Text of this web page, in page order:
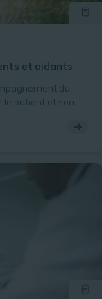
et aidants
du
le patient et son